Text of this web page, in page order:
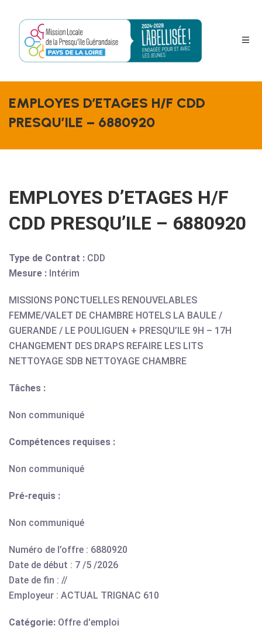
EMPLOYES D’ETAGES H/F CDD
PRESQU’ILE – 6880920
EMPLOYES D’ETAGES H/F
CDD PRESQU’ILE – 6880920
Type de Contrat : CDD
Mesure : Intérim
MISSIONS PONCTUELLES RENOUVELABLES
FEMME/VALET DE CHAMBRE HOTELS LA BAULE /
GUERANDE / LE POULIGUEN + PRESQU’ILE 9H – 17H
CHANGEMENT DES DRAPS REFAIRE LES LITS
NETTOYAGE SDB NETTOYAGE CHAMBRE
Tâches :
Non communiqué
Compétences requises :
Non communiqué
Pré-requis :
Non communiqué
Numéro de l’offre : 6880920
Date de début : 7 /5 /2026
Date de fin : //
Employeur : ACTUAL TRIGNAC 610
Catégorie: Offre d'emploi